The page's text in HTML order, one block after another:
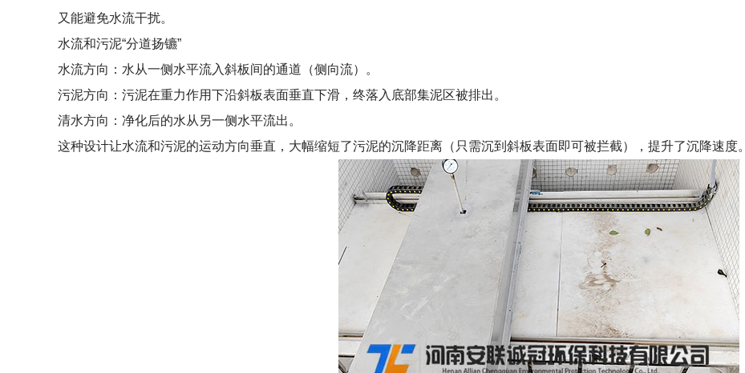
又能避免水流干扰。
水流和污泥“分道扬镳”
水流方向：水从一侧水平流入斜板间的通道（侧向流）。
污泥方向：污泥在重力作用下沿斜板表面垂直下滑，终落入底部集泥区被排出。
清水方向：净化后的水从另一侧水平流出。
这种设计让水流和污泥的运动方向垂直，大幅缩短了污泥的沉降距离（只需沉到斜板表面即可被拦截），提升了沉降速度。